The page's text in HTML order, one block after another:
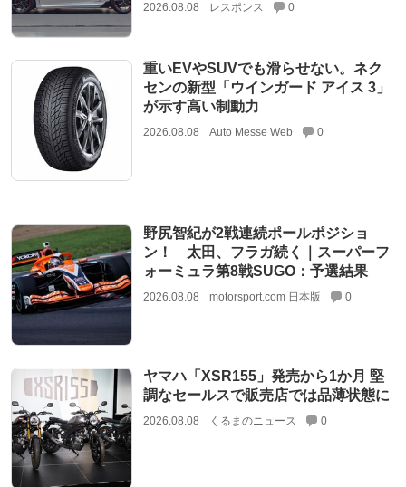
2026.08.08 レスポンス 0
重いEVやSUVでも滑らせない。ネク
センの新型「ウインガード アイス 3」
が示す高い制動力
2026.08.08 Auto Messe Web 0
野尻智紀が2戦連続ポールポジショ
ン！ 太田、フラガ続く｜スーパーフ
ォーミュラ第8戦SUGO：予選結果
2026.08.08 motorsport.com 日本版 0
ヤマハ「XSR155」発売から1か月 堅
調なセールスで販売店では品薄状態に
2026.08.08 くるまのニュース 0